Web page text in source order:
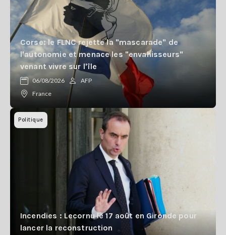
Corse: le FLNC rejette la "mascarade" de
l'autonomie et menace les "envahisseurs"
venant vivre sur l'île
06/08/2026
AFP
France
Politique
Incendies : Lecornu le 17 août en Gironde pour
lancer la reconstruction